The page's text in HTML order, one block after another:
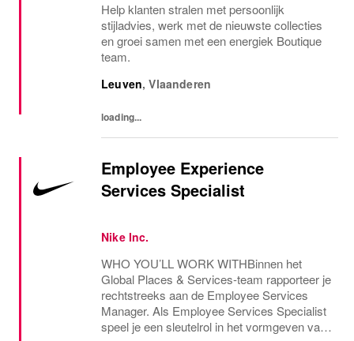
Help klanten stralen met persoonlijk
stijladvies, werk met de nieuwste collecties
en groei samen met een energiek Boutique
team.
Leuven,Vlaanderen
loading...
Employee Experience
Services Specialist
Nike Inc.
WHO YOU’LL WORK WITHBinnen het
Global Places & Services-team rapporteer je
rechtstreeks aan de Employee Services
Manager. Als Employee Services Specialist
speel je een sleutelrol in het vormgeven van